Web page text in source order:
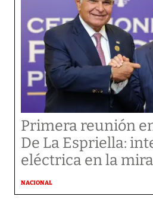
Primera reunión
De La Espriella:
eléctrica en la mira
NACIONAL